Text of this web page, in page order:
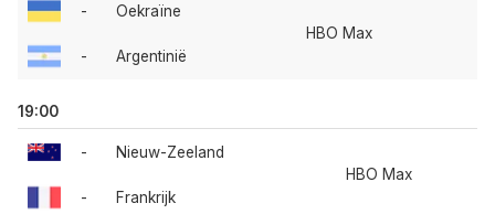
-
-
Oekraïne
Argentinië
HBO Max
19:00
-
-
Nieuw-Zeeland
Frankrijk
HBO Max